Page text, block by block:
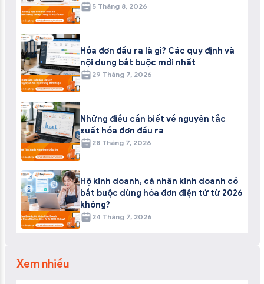
5 Tháng 8, 2026
Hóa đơn đầu ra là gì? Các quy định và
nội dung bắt buộc mới nhất
29 Tháng 7, 2026
Những điều cần biết về nguyên tắc
xuất hóa đơn đầu ra
28 Tháng 7, 2026
Hộ kinh doanh, cá nhân kinh doanh có
bắt buộc dùng hóa đơn điện tử từ 2026
không?
24 Tháng 7, 2026
Xem nhiều